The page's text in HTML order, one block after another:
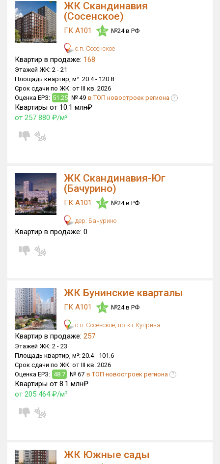
ЖК Скандинавия
(Сосенское)
ГК А101 4.5 №24 в РФ
с.п. Сосенское
Квартир в продаже: 168
Этажей ЖК: 2 - 21
Площадь квартир, м²: 20.4 - 120.8
Срок сдачи по ЖК: от III кв. 2026
Оценка ЕРЗ: 51.25 № 49 в ТОП новостроек региона ?
Квартиры от 10.1 млн₽
от 257 880 ₽/м²
ЖК Скандинавия-Юг
(Бачурино)
ГК А101 4.5 №24 в РФ
дер. Бачурино
Квартир в продаже: 0
ЖК Бунинские кварталы
ГК А101 4.5 №24 в РФ
с.п. Сосенское, пр-кт Куприна
Квартир в продаже: 257
Этажей ЖК: 2 - 23
Площадь квартир, м²: 20.4 - 101.6
Срок сдачи по ЖК: от III кв. 2026
Оценка ЕРЗ: 48.7 № 67 в ТОП новостроек региона ?
Квартиры от 8.1 млн₽
от 205 464 ₽/м²
ЖК Южные сады